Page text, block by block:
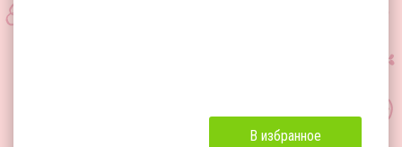
В избранное